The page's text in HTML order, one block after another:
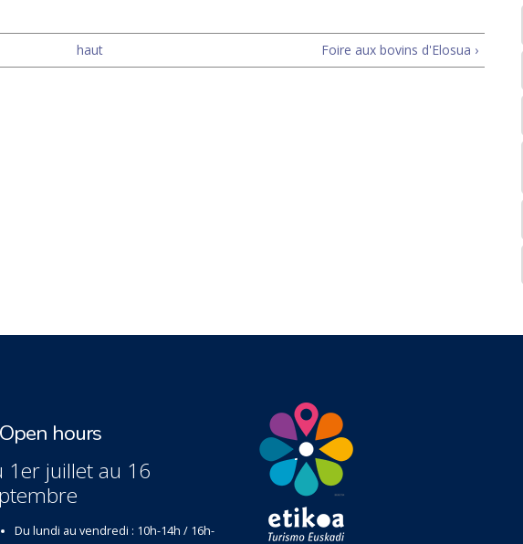
haut Foire aux bovins d'Elosua ›
hours
1er juillet au 16
Du lundi au vendredi : 10h-14h / 16h-